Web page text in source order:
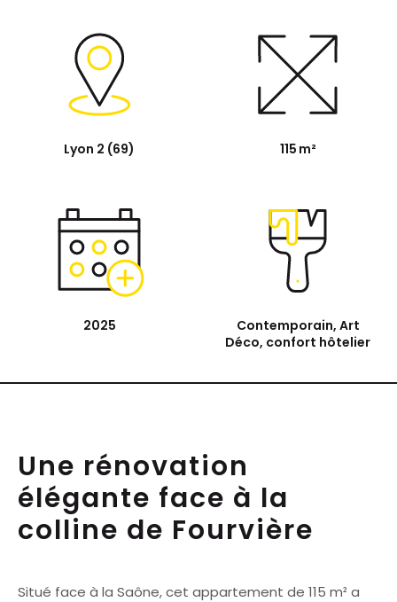
Lyon 2 (69) 115 m²
2025
Contemporain, Art
Déco, confort hôtelier
Une rénovation
élégante face à la
colline de Fourvière
Situé face à la Saône, cet appartement de 115 m² a